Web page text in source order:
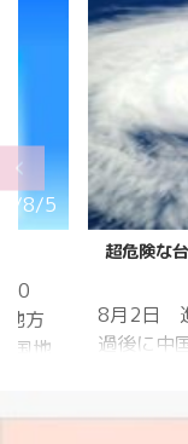
8/5
20
方
国地
超危険な
8月2日
過後に中